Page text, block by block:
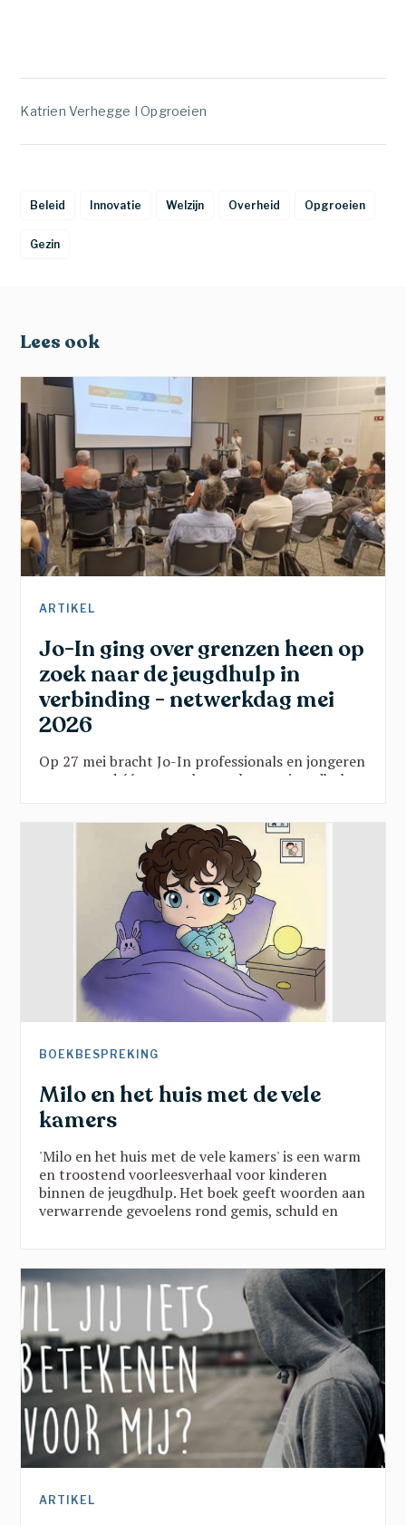
Katrien Verhegge I Opgroeien
Beleid Innovatie Welzijn Overheid Opgroeien
Gezin
Lees ook
ARTIKEL
Jo-In ging over grenzen heen op
zoek naar de jeugdhulp in
verbinding - netwerkdag mei
2026
Op 27 mei bracht Jo-In professionals en jongeren
samen rond één vraag: hoe maken we jeugdhulp
doorbreek verkokering, geef jongeren een stem
en zet hun talenten centraal. Een inspirerende
namiddag vol scherpe inzichten en hoopvolle
perspectieven.
BOEKBESPREKING
Milo en het huis met de vele
kamers
'Milo en het huis met de vele kamers' is een warm
en troostend voorleesverhaal voor kinderen
binnen de jeugdhulp. Het boek geeft woorden aan
verwarrende gevoelens rond gemis, schuld en
Een verhaal dat kinderen helpt groeien in rust,
veiligheid en vertrouwen en dat toont dat ze er
nooit alleen voor staan.
ARTIKEL